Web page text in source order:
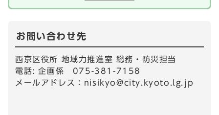
お問い合わせ先
西京区役所 地域力推進室 総務・防災担当
電話: 企画係 075-381-7158
メールアドレス： nisikyo@city.kyoto.lg.jp